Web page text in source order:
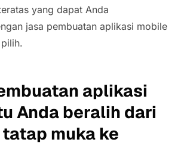
yang dapat Anda
jasa pembuatan aplikasi mobile
aplikasi
Andaberalih dari
muka ke